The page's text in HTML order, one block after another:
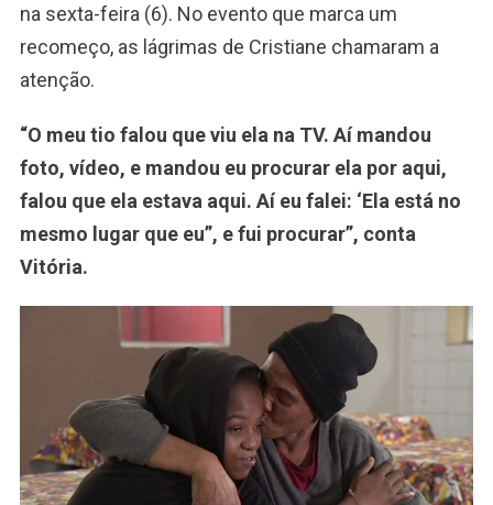
na sexta-feira (6). No evento que marca um
recomeço, as lágrimas de Cristiane chamaram a
atenção.
“O meu tio falou que viu ela na TV. Aí mandou
foto, vídeo, e mandou eu procurar ela por aqui,
falou que ela estava aqui. Aí eu falei: ‘Ela está no
mesmo lugar que eu”, e fui procurar”, conta
Vitória.